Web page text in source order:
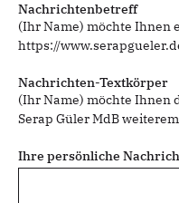
Nachrichtenbetreff
(Ihr Name) möchte Ihnen
https://
Nachrichten-Textkörper
(Ihr Name) möchte Ihnen
Serap Güler MdB
Ihre persönliche